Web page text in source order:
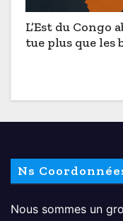
L’Est du Congo
tue plus que les
Ns
Nous sommes un